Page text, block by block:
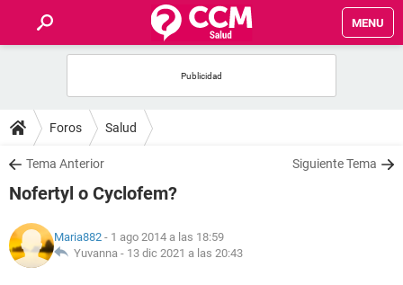
MENU
FOROS
SALUD
NUTRICIÓN
Foros Salud
Tema Anterior Siguiente Tema
Nofertyl o Cyclofem?
Maria882 - 1 ago 2014 a las 18:59
Yuvanna - 13 dic 2021 a las 20:43